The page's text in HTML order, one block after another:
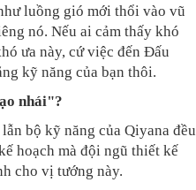
luồng gió mới thổi vào vũ
nó. Nếu ai cảm thấy khó
ưa này, cứ việc đến Đấu
kỹ năng của bạn thôi.
nhái"?
bộ kỹ năng của Qiyana đều
hoạch mà đội ngũ thiết kế
cho vị tướng này.